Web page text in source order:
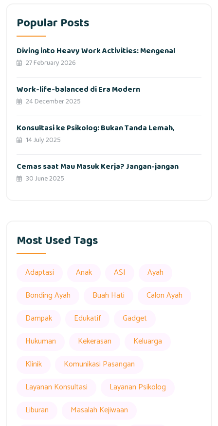
Popular Posts
Diving into Heavy Work Activities: Mengenal
27 February 2026
Work-life-balanced di Era Modern
24 December 2025
Konsultasi ke Psikolog: Bukan Tanda Lemah,
14 July 2025
Cemas saat Mau Masuk Kerja? Jangan-jangan
30 June 2025
Most Used Tags
Adaptasi Anak ASI
Ayah
Bonding Ayah
Buah Hati
Calon Ayah
Dampak
Edukatif
Gadget
Hukuman
Kekerasan
Keluarga
Klinik
Komunikasi Pasangan
Layanan Konsultasi
Layanan Psikolog
Liburan
Masalah Kejiwaan